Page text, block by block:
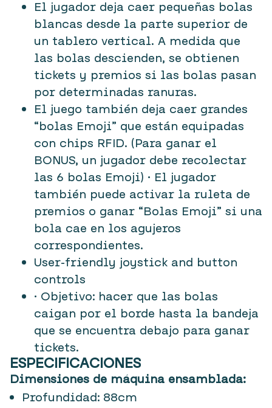
El jugador deja caer pequeñas bolas
blancas desde la parte superior de
un tablero vertical. A medida que
las bolas descienden, se obtienen
tickets y premios si las bolas pasan
por determinadas ranuras.
El juego también deja caer grandes
“bolas Emoji” que están equipadas
con chips RFID. (Para ganar el
BONUS, un jugador debe recolectar
las 6 bolas Emoji) • El jugador
también puede activar la ruleta de
premios o ganar “Bolas Emoji” si una
bola cae en los agujeros
correspondientes.
User-friendly joystick and button
controls
• Objetivo: hacer que las bolas
caigan por el borde hasta la bandeja
que se encuentra debajo para ganar
tickets.
ESPECIFICACIONES
Dimensiones de máquina ensamblada:
Profundidad: 88cm